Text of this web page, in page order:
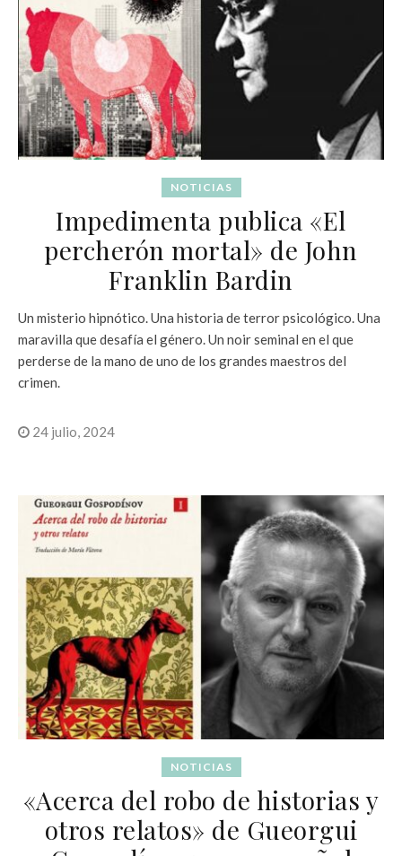
NOTICIAS
Impedimenta publica «El
percherón mortal» de John
Franklin Bardin
Un misterio hipnótico. Una historia de terror psicológico. Una
maravilla que desafía el género. Un noir seminal en el que
perderse de la mano de uno de los grandes maestros del
crimen.
24 julio, 2024
NOTICIAS
«Acerca del robo de historias y
otros relatos» de Gueorgui